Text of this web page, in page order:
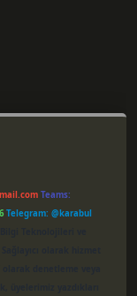
Teams:
Telegram: @karabul